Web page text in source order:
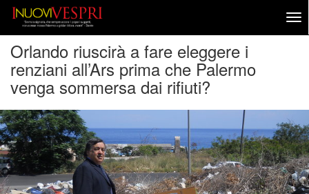
Orlando riuscirà a fare eleggere i
renziani all’Ars prima che Palermo
venga sommersa dai rifiuti?